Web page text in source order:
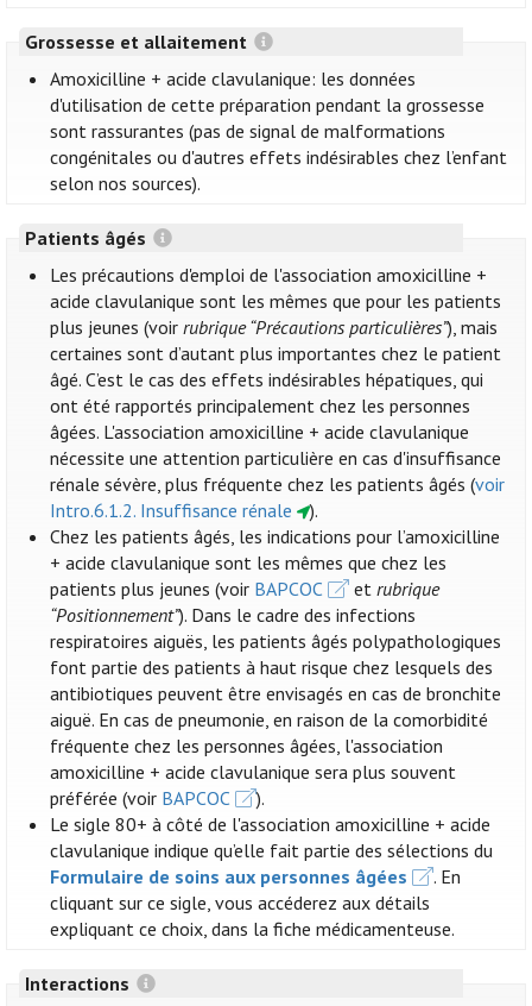
Grossesse et allaitement
Amoxicilline + acide clavulanique: les données
d'utilisation de cette préparation pendant la grossesse
sont rassurantes (pas de signal de malformations
congénitales ou d'autres effets indésirables chez l’enfant
selon nos sources).
Patients âgés
Les précautions d'emploi de l'association amoxicilline +
acide clavulanique sont les mêmes que pour les patients
plus jeunes (voirrubrique “Précautions particulières”), mais
certaines sont d’autant plus importantes chez le patient
âgé. C’est le cas des effets indésirables hépatiques, qui
ont été rapportés principalement chez les personnes
âgées. L'association amoxicilline + acide clavulanique
nécessite une attention particulière en cas d'insuffisance
rénale sévère, plus fréquente chez les patients âgés (voir
Intro.6.1.2. Insuffisance rénale
).
Chez les patients âgés, les indications pour l’amoxicilline
+ acide clavulanique sont les mêmes que chez les
patients plus jeunes (voir BAPCOC etrubrique
“Positionnement”). Dans le cadre des infections
respiratoires aiguës, les patients âgés polypathologiques
font partie des patients à haut risque chez lesquels des
antibiotiques peuvent être envisagés en cas de bronchite
aiguë. En cas de pneumonie, en raison de la comorbidité
fréquente chez les personnes âgées, l'association
amoxicilline + acide clavulanique sera plus souvent
préférée (voir BAPCOC
).
Le sigle 80+ à côté de l'association amoxicilline + acide
clavulanique indique qu’elle fait partie des sélections du
Formulaire de soins aux personnes âgées
. En
cliquant sur ce sigle, vous accéderez aux détails
expliquant ce choix, dans la fiche médicamenteuse.
Interactions